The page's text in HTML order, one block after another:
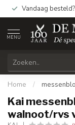
Vandaag
MENU
Home /
Kai
walnoot/rvs